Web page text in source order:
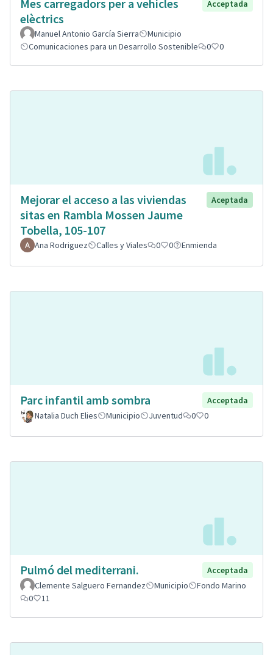
Mes carregadors per a vehicles
elèctrics
Acceptada
Manuel Antonio García Sierra
Municipio
Comunicaciones para un Desarrollo Sostenible
0 0
Mejorar el acceso a las viviendas
sitas en Rambla Mossen Jaume
Tobella, 105-107
Aceptada
Ana Rodriguez Calles y Viales 0 0 Enmienda
Parc infantil amb sombra
Acceptada
Natalia Duch Elies
Municipio Juventud 0 0
Pulmó del mediterrani.
Acceptada
Clemente Salguero Fernandez
Municipio
Fondo Marino
0
11